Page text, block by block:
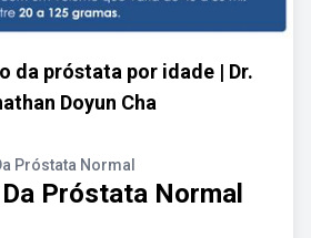
da próstata por idade | Dr.
Doyun Cha
Próstata Normal
Próstata Normal